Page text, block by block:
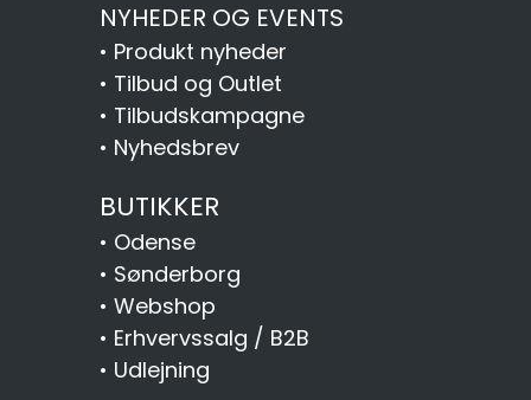
NYHEDER OG EVENTS
• Produkt nyheder
• Tilbud og Outlet
• Tilbudskampagne
• Nyhedsbrev
BUTIKKER
• Odense
• Sønderborg
• Webshop
• Erhvervssalg / B2B
• Udlejning